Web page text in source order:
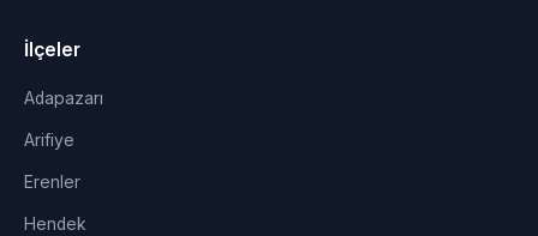
İlçeler
Adapazarı
Arifiye
Erenler
Hendek